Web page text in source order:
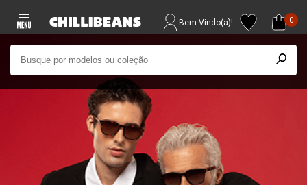
Bem-Vindo(a)! 0